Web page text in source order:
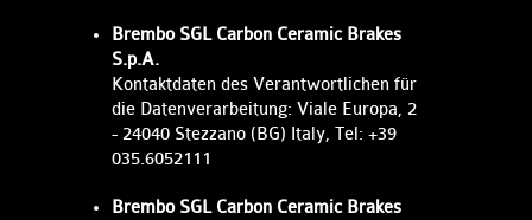
Brembo SGL Carbon Ceramic Brakes
S.p.A.
Kontaktdaten des Verantwortlichen für
die Datenverarbeitung​​: Viale Europa, 2
- 24040 Stezzano (BG) Italy, Tel: +39
035.6052111
Brembo SGL Carbon Ceramic Brakes